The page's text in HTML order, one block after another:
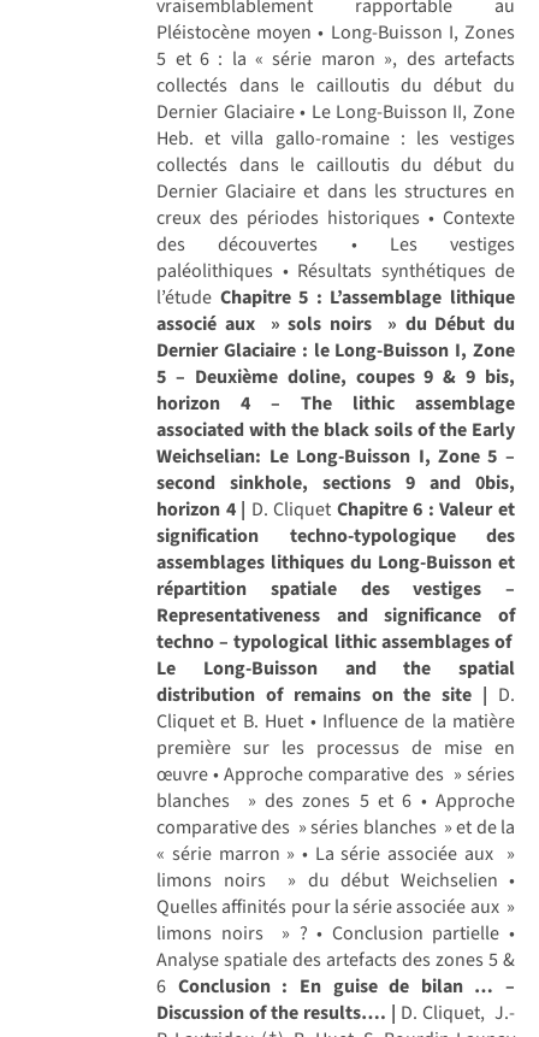
vraisemblablement rapportable au
Pléistocène moyen • Long-Buisson I, Zones
5 et 6 : la « série maron », des artefacts
collectés dans le cailloutis du début du
Dernier Glaciaire • Le Long-Buisson II, Zone
Heb. et villa gallo-romaine : les vestiges
collectés dans le cailloutis du début du
Dernier Glaciaire et dans les structures en
creux des périodes historiques • Contexte
des découvertes • Les vestiges
paléolithiques • Résultats synthétiques de
l’étude Chapitre 5 : L’assemblage lithique
associé aux » sols noirs » du Début du
Dernier Glaciaire : le Long-Buisson I, Zone
5 – Deuxième doline, coupes 9 & 9 bis,
horizon 4 – The lithic assemblage
associated with the black soils of the Early
Weichselian: Le Long-Buisson I, Zone 5 –
second sinkhole, sections 9 and 0bis,
horizon 4 | D. Cliquet Chapitre 6 : Valeur et
signification techno-typologique des
assemblages lithiques du Long-Buisson et
répartition spatiale des vestiges –
Representativeness and significance of
techno – typological lithic assemblages of
Le Long-Buisson and the spatial
distribution of remains on the site | D.
Cliquet et B. Huet • Influence de la matière
première sur les processus de mise en
œuvre • Approche comparative des » séries
blanches » des zones 5 et 6 • Approche
comparative des » séries blanches » et de la
« série marron » • La série associée aux »
limons noirs » du début Weichselien •
Quelles affinités pour la série associée aux »
limons noirs » ? • Conclusion partielle •
Analyse spatiale des artefacts des zones 5 &
6 Conclusion : En guise de bilan … –
Discussion of the results…. | D. Cliquet, J.-